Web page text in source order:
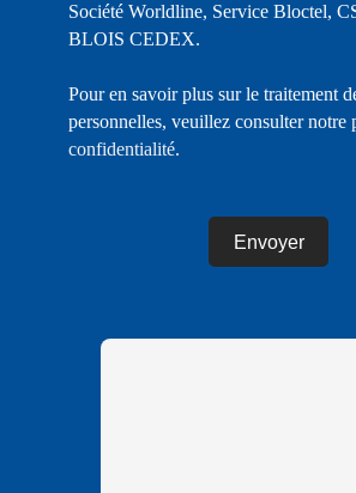
Société Worldline, Service Bloctel,
BLOIS CEDEX.
Pour en savoir plus sur le traitement
personnelles, veuillez consulter notre
confidentialité.
Envoyer